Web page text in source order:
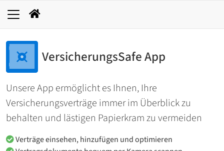
VersicherungsSafe App
Unsere App ermöglicht es Ihnen, Ihre
Versicherungsverträge immer im Überblick zu
behalten und lästigen Papierkram zu vermeiden
Verträge einsehen, hinzufügen und optimieren